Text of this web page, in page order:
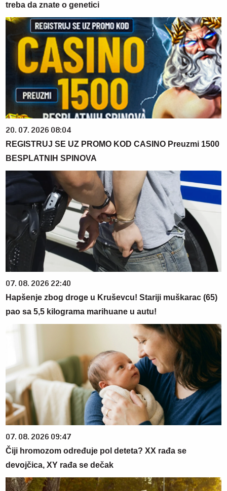
treba da znate o genetici
20. 07. 2026 08:04
REGISTRUJ SE UZ PROMO KOD CASINO Preuzmi 1500
BESPLATNIH SPINOVA
07. 08. 2026 22:40
Hapšenje zbog droge u Kruševcu! Stariji muškarac (65)
pao sa 5,5 kilograma marihuane u autu!
07. 08. 2026 09:47
Čiji hromozom određuje pol deteta? XX rađa se
devojčica, XY rađa se dečak